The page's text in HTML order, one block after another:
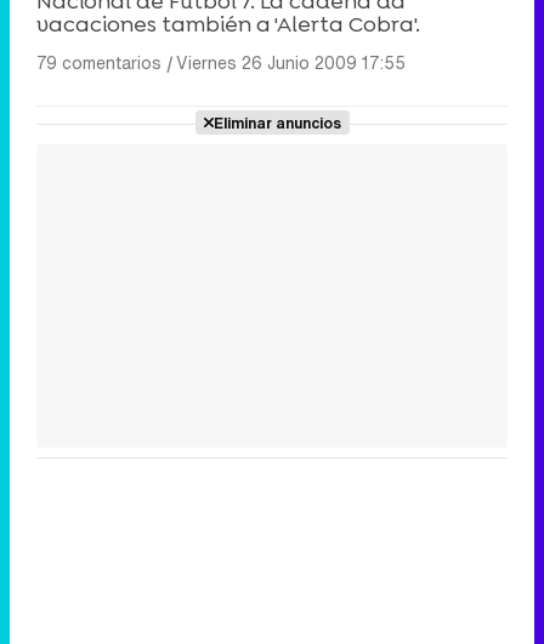
vacaciones también a 'Alerta Cobra'.
79 comentarios |Viernes 26 Junio 2009 17:55
Eliminar anuncios